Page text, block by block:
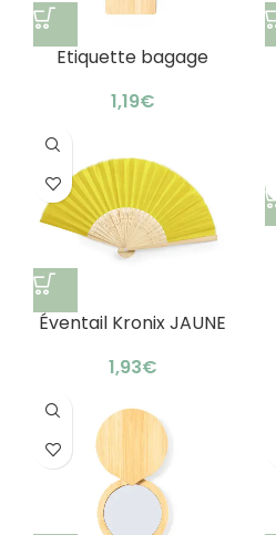
Etiquette bagage
personnalisable
€
Éventail Kronix JAUNE
€